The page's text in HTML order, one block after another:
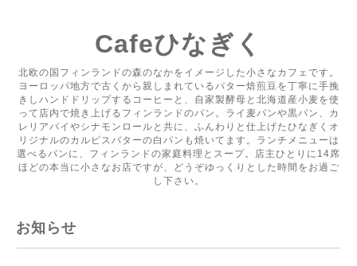
Cafeひなぎく
北欧の国フィンランドの森のなかをイメージした小さなカフェです。
ヨーロッパ地方で古くから親しまれているバター焙煎豆を丁寧に手挽
きしハンドドリップするコーヒーと、自家製酵母と北海道産小麦を使
って店内で焼き上げるフィンランドのパン。ライ麦パンや黒パン、カ
レリアパイやシナモンロールと共に、ふんわりと仕上げたひなぎくオ
リジナルのカルピスバターの白パンも焼いてます。ランチメニューは
選べるパンに、フィンランドの家庭料理とスープ。店主ひとりに14席
ほどの本当に小さなお店ですが、どうぞゆっくりとした時間をお過ご
し下さい。
お知らせ